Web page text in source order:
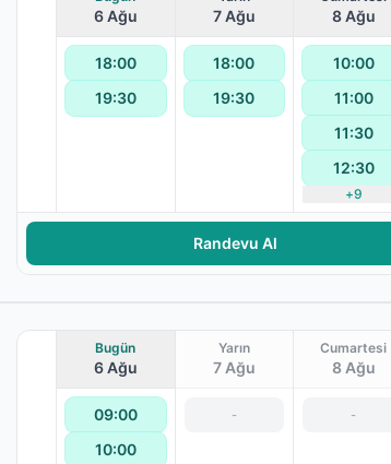
6 Ağu
18:00
19:30
7 Ağu
18:00
19:30
8 Ağu
10:00
11:00
11:30
12:30
+9
Randevu Al
Bugün
6 Ağu
09:00
10:00
Yarın
7 Ağu
-
Cumartesi
8 Ağu
-